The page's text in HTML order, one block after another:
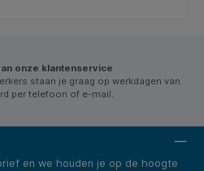
onze klantenservice
staan je graag op werkdagen van
per telefoon of e-mail.
en we houden je op de hoogte